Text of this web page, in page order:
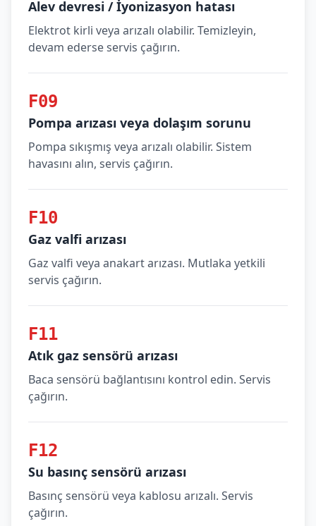
Alev devresi / İyonizasyon hatası
Elektrot kirli veya arızalı olabilir. Temizleyin,
devam ederse servis çağırın.
F09
Pompa arızası veya dolaşım sorunu
Pompa sıkışmış veya arızalı olabilir. Sistem
havasını alın, servis çağırın.
F10
Gaz valfi arızası
Gaz valfi veya anakart arızası. Mutlaka yetkili
servis çağırın.
F11
Atık gaz sensörü arızası
Baca sensörü bağlantısını kontrol edin. Servis
çağırın.
F12
Su basınç sensörü arızası
Basınç sensörü veya kablosu arızalı. Servis
çağırın.